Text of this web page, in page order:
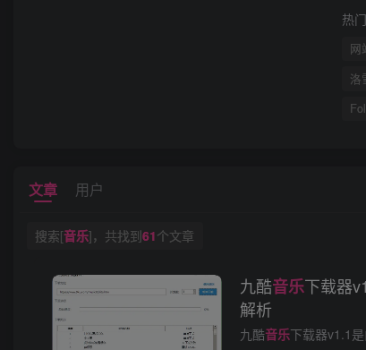
热
网
洛
文章 用户
搜索[音乐]，共找到61个文章
九酷音乐下载器
解析
九酷音乐下载器v1.1是由吾爱破解论坛推荐的专业级无损音乐